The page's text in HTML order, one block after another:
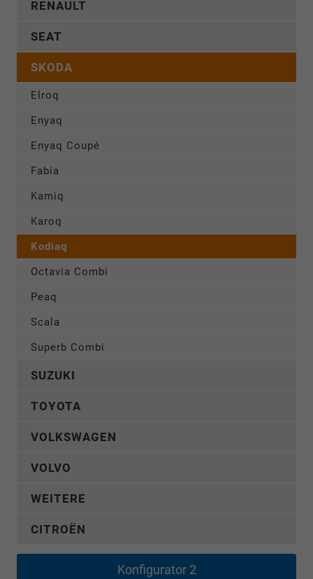
RENAULT
SEAT
SKODA
Elroq
Enyaq
Enyaq Coupé
Fabia
Kamiq
Karoq
Kodiaq
Octavia Combi
Peaq
Scala
Superb Combi
SUZUKI
TOYOTA
VOLKSWAGEN
VOLVO
WEITERE
CITROËN
Konfigurator 2